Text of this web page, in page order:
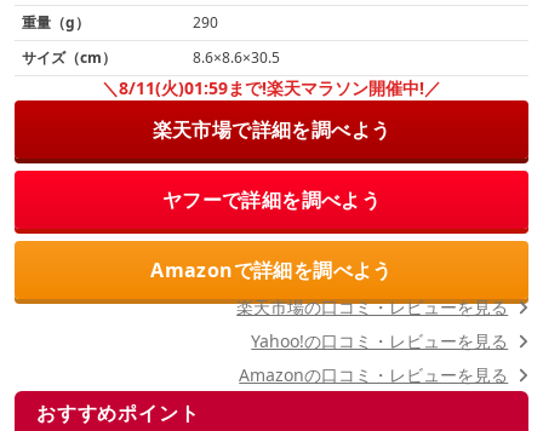
重量（g）
290
サイズ（cm）
8.6×8.6×30.5
＼8/11(火)01:59まで!楽天マラソン開催中!／
楽天市場で詳細を調べよう
ヤフーで詳細を調べよう
Amazonで詳細を調べよう
おすすめポイント
楽天市場の口コミ・レビューを見る
Yahoo!の口コミ・レビューを見る
Amazonの口コミ・レビューを見る